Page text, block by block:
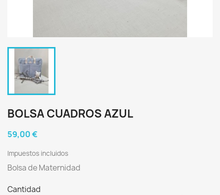
BOLSA CUADROS AZUL
59,00 €
Impuestos incluidos
Bolsa de Maternidad
Cantidad